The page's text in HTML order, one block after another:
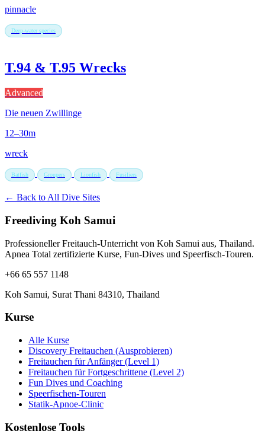
pinnacle
Deep-water species
T.94 & T.95 Wrecks
Advanced
Die neuen Zwillinge
12–30m
wreck
Batfish Groupers Lionfish Fusiliers
← Back to All Dive Sites
Freediving Koh Samui
Professioneller Freitauch-Unterricht von Koh Samui aus, Thailand.
Apnea Total zertifizierte Kurse, Fun-Dives und Speerfisch-Touren.
+66 65 557 1148
Koh Samui, Surat Thani 84310, Thailand
Kurse
Alle Kurse
Discovery Freitauchen (Ausprobieren)
Freitauchen für Anfänger (Level 1)
Freitauchen für Fortgeschrittene (Level 2)
Fun Dives und Coaching
Speerfischen-Touren
Statik-Apnoe-Clinic
Kostenlose Tools